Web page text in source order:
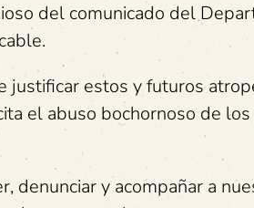
del comunicado del
justificar estos y futuros
el abuso bochornoso de
denunciar y acompañar a